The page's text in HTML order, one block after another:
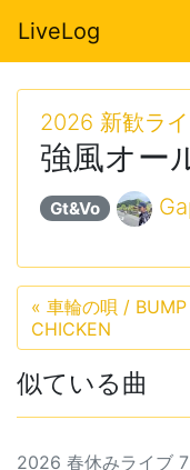
LiveLog
2026 新歓ラ
強風オー
Gt&Vo
« 車輪の唄 / BUMP
CHICKEN
似ている曲
2026 春休みライブ 7